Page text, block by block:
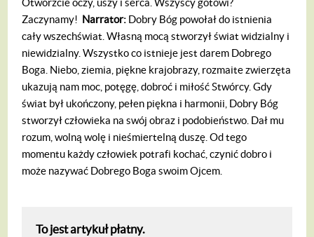
Zaczynamy! Narrator: Dobry Bóg powołał do istnienia
cały wszechświat. Własną mocą stworzył świat widzialny i
niewidzialny. Wszystko co istnieje jest darem Dobrego
Boga. Niebo, ziemia, piękne krajobrazy, rozmaite zwierzęta
ukazują nam moc, potęgę, dobroć i miłość Stwórcy. Gdy
świat był ukończony, pełen piękna i harmonii, Dobry Bóg
stworzył człowieka na swój obraz i podobieństwo. Dał mu
rozum, wolną wolę i nieśmiertelną duszę. Od tego
momentu każdy człowiek potrafi kochać, czynić dobro i
może nazywać Dobrego Boga swoim Ojcem.
To jest artykuł płatny.